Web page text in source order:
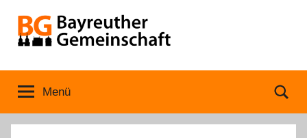
Inhalt
springen
Bayreuther
Gemeinschaft
Menü